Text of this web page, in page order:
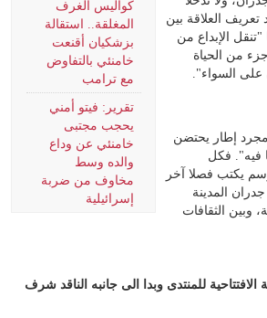
كواليس الغرف
المغلقة.. استقالة
بزشكيان أقنعت
خامنئي بالتفاوض
مع ترامب
تقرير: فيتو أمني
يحجب مجتبى
خامنئي عن وداع
والده وسط
مخاوف من ضربة
إسرائيلية
تعريف العلاقة بين
الإبداع من
من الحياة
على السواء".
مجرد إطار يحتضن
فيه". فكل
يكتب فصلا آخر
المدينة
وبين الثقافات
للمنتدى وبدا الى جانبه الناقد شرف